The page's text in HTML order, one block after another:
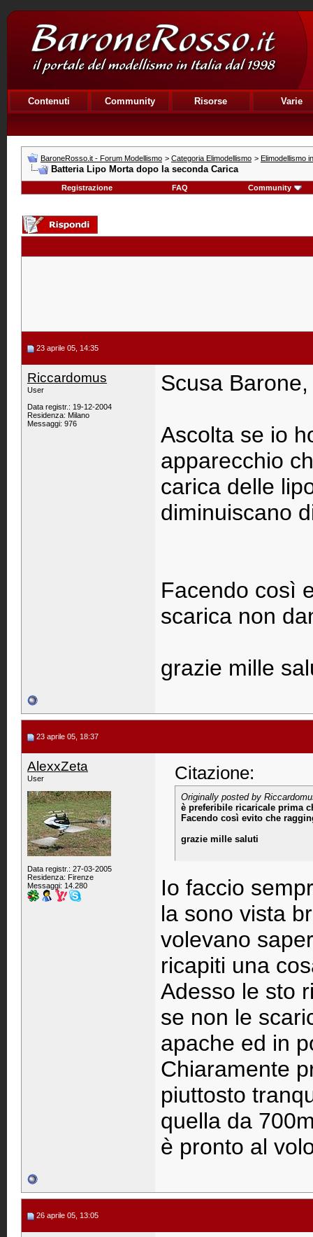
Contenuti Community Risorse Varie
BaroneRosso.it - Forum Modellismo > Categoria Elimodellismo > Elimodellismo
Batteria Lipo Morta dopo la seconda Carica
Registrazione FAQ Community
23 aprile 05, 14:35
Riccardomus
User
Data registr.: 19-12-2004
Residenza: Milano
Messaggi: 976
Scusa
Ascolta se io
apparecchio
carica delle
diminuiscano
Facendo così
scarica non
grazie mille
23 aprile 05, 18:37
AlexxZeta
User
Data registr.: 27-03-2005
Residenza: Firenze
Messaggi: 14.280
Citazione:
Originally posted by
è preferibile ricaricale prima
Facendo così evito che
grazie mille saluti
Io faccio
la sono vista
volevano
ricapiti una
Adesso le sto
se non le
apache ed in
Chiaramente
piuttosto
quella da
è pronto al
26 aprile 05, 13:05